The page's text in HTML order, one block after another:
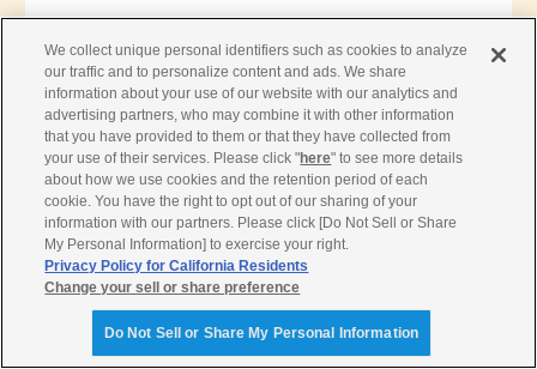
「広い公園で子どもやペットと遊べ
るのが魅力です。海や山も近く、休
日には季節ごとに変わる自然の表情
を楽しみながらリフレッシュできま
す」
We collect unique personal identifiers such as cookies to analyze
our traffic and to personalize content and ads. We share
information about your use of our website with our analytics and
advertising partners, who may combine it with other information
that you have provided to them or that they have collected from
your use of their services. Please click "here" to see more details
about how we use cookies and the retention period of each
cookie. You have the right to opt out of our sharing of your
information with our partners. Please click [Do Not Sell or Share
My Personal Information] to exercise your right.
Privacy Policy for California Residents
Change your sell or share preference
Do Not Sell or Share My Personal Information